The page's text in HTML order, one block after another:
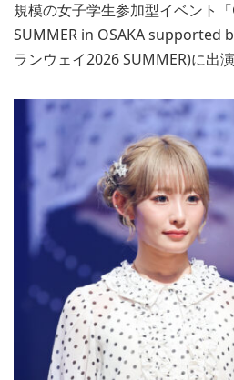
規模の女子学生参加型イベント
SUMMER in OSAKA supported
ランウェイ2026 SUMMER)に出演